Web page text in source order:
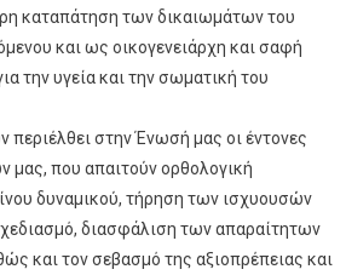
καταπάτηση των δικαιωμάτων του
και ως οικογενειάρχη και σαφή
την υγεία και την σωματική του
περιέλθει στην Ένωσή μας οι έντονες
μας, που απαιτούν ορθολογική
δυναμικού, τήρηση των ισχυουσών
διασφάλιση των απαραίτητων
και τον σεβασμό της αξιοπρέπειας και